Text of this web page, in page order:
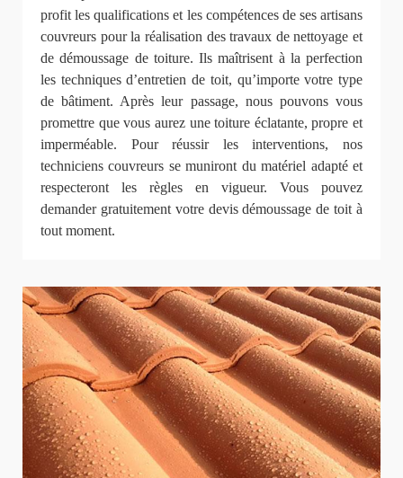
profit les qualifications et les compétences de ses artisans
couvreurs pour la réalisation des travaux de nettoyage et
de démoussage de toiture. Ils maîtrisent à la perfection
les techniques d’entretien de toit, qu’importe votre type
de bâtiment. Après leur passage, nous pouvons vous
promettre que vous aurez une toiture éclatante, propre et
imperméable. Pour réussir les interventions, nos
techniciens couvreurs se muniront du matériel adapté et
respecteront les règles en vigueur. Vous pouvez
demander gratuitement votre devis démoussage de toit à
tout moment.